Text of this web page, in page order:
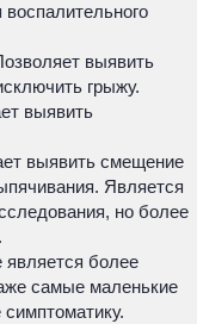
выявить
грыжу.
выявить
выявить смещение
Является
но более
более
самые маленькие